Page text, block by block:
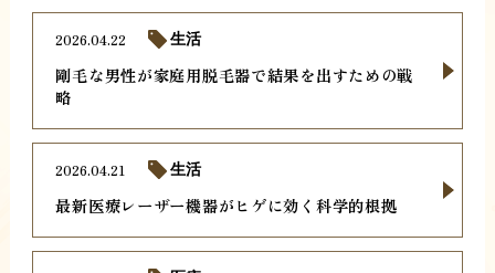
剛毛な男性が家庭用脱毛器で結果を出すための戦
略
2026.04.22 生活
最新医療レーザー機器がヒゲに効く科学的根拠
2026.04.21 生活